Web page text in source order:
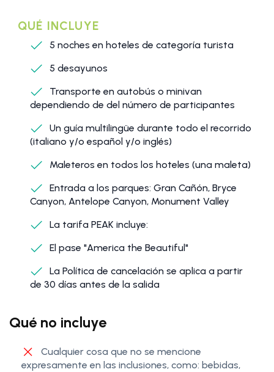
QUÉ INCLUYE
5 noches en hoteles de categoría turista
5 desayunos
Transporte en autobús o minivan
dependiendo de del número de participantes
Un guía multilingüe durante todo el recorrido
(italiano y/o español y/o inglés)
Maleteros en todos los hoteles (una maleta)
Entrada a los parques: Gran Cañón, Bryce
Canyon, Antelope Canyon, Monument Valley
La tarifa PEAK incluye:
El pase "America the Beautiful"
La Política de cancelación se aplica a partir
de 30 días antes de la salida
Qué no incluye
Cualquier cosa que no se mencione
expresamente en las inclusiones, como: bebidas,